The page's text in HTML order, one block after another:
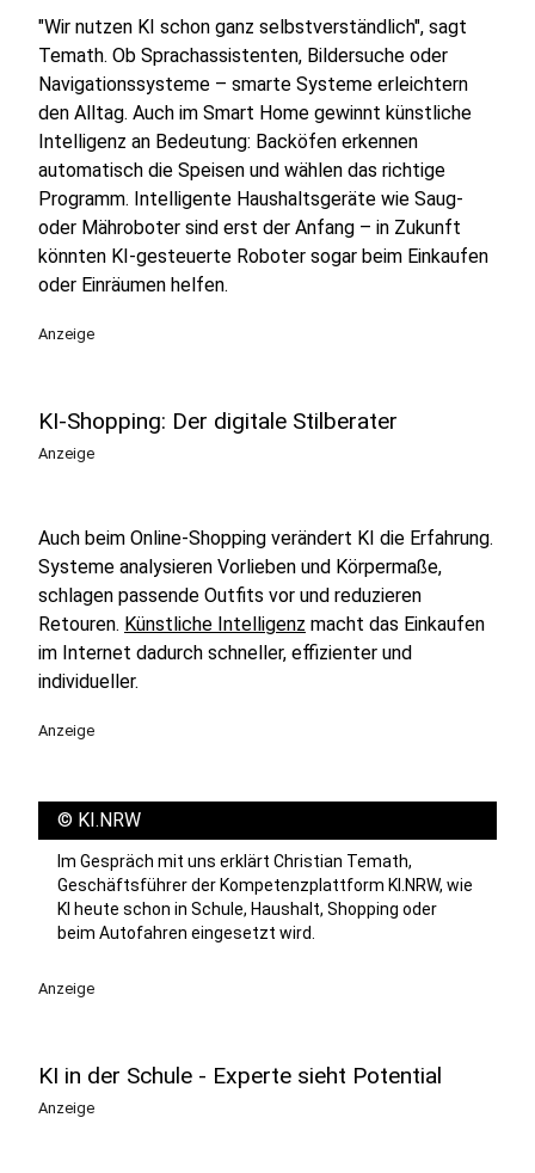
"Wir nutzen KI schon ganz selbstverständlich", sagt
Temath. Ob Sprachassistenten, Bildersuche oder
Navigationssysteme – smarte Systeme erleichtern
den Alltag. Auch im Smart Home gewinnt künstliche
Intelligenz an Bedeutung: Backöfen erkennen
automatisch die Speisen und wählen das richtige
Programm. Intelligente Haushaltsgeräte wie Saug-
oder Mähroboter sind erst der Anfang – in Zukunft
könnten KI-gesteuerte Roboter sogar beim Einkaufen
oder Einräumen helfen.
Anzeige
KI-Shopping: Der digitale Stilberater
Anzeige
Auch beim Online-Shopping verändert KI die Erfahrung.
Systeme analysieren Vorlieben und Körpermaße,
schlagen passende Outfits vor und reduzieren
Retouren. Künstliche Intelligenz macht das Einkaufen
im Internet dadurch schneller, effizienter und
individueller.
Anzeige
© KI.NRW
Im Gespräch mit uns erklärt Christian Temath,
Geschäftsführer der Kompetenzplattform KI.NRW, wie
KI heute schon in Schule, Haushalt, Shopping oder
beim Autofahren eingesetzt wird.
Anzeige
KI in der Schule - Experte sieht Potential
Anzeige